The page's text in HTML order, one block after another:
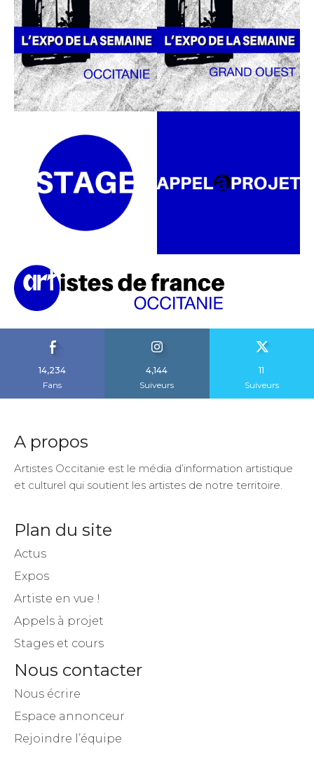
14,234
Fans
4,144
Suiveurs
11
Suiveurs
A propos
Artistes Occitanie est le média d’information artistique
et culturel qui soutient les artistes de notre territoire.
Plan du site
Actus
Expos
Artiste en vue !
Appels à projet
Stages et cours
Nous contacter
Nous écrire
Espace annonceur
Rejoindre l’équipe